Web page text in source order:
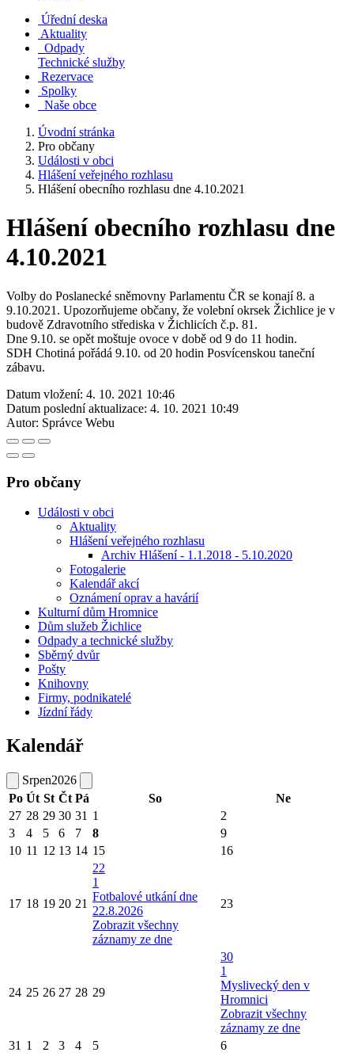
Úřední deska
Aktuality
Odpady
Technické služby
Rezervace
Spolky
Naše obce
Úvodní stránka
Pro občany
Události v obci
Hlášení veřejného rozhlasu
Hlášení obecního rozhlasu dne 4.10.2021
Hlášení obecního rozhlasu dne
4.10.2021
Volby do Poslanecké sněmovny Parlamentu ČR se konají 8. a
9.10.2021. Upozorňujeme občany, že volební okrsek Žichlice je v
budově Zdravotního střediska v Žichlicích č.p. 81.
Dne 9.10. se opět moštuje ovoce v době od 9 do 11 hodin.
SDH Chotiná pořádá 9.10. od 20 hodin Posvícenskou taneční
zábavu.
Datum vložení: 4. 10. 2021 10:46
Datum poslední aktualizace: 4. 10. 2021 10:49
Autor: Správce Webu
Pro občany
Události v obci
Aktuality
Hlášení veřejného rozhlasu
Archiv Hlášení - 1.1.2018 - 5.10.2020
Fotogalerie
Kalendář akcí
Oznámení oprav a havárií
Kulturní dům Hromnice
Dům služeb Žichlice
Odpady a technické služby
Sběrný dvůr
Pošty
Knihovny
Firmy, podnikatelé
Jízdní řády
Kalendář
Srpen2026
Po Út St Čt Pá So
Ne
27 28 29 30 31 1
2
3
4 5 6 7 8
9
10 11 12 13 14 15 16
17 18 19 20 21
22
1
Fotbalové utkání dne
22.8.2026
Zobrazit všechny
záznamy ze dne
23
24 25 26 27 28 29
30
1
Myslivecký den v
Hromnici
Zobrazit všechny
záznamy ze dne
31 1 2 3 4 5 6